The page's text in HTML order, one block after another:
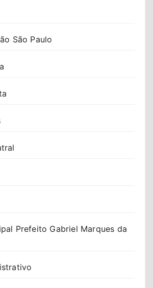
São Paulo
Prefeito Gabriel Marques da